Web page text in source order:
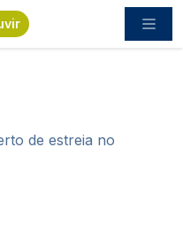
de estreia no